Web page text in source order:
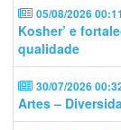
05/08/2026
Kosher’ e
qualidade
30/07/2026
Artes –